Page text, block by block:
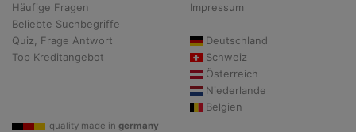
Häufige Fragen
Beliebte Suchbegriffe
Quiz, Frage Antwort
Top Kreditangebot
Impressum
Deutschland
Schweiz
Österreich
Niederlande
Belgien
quality made in germany